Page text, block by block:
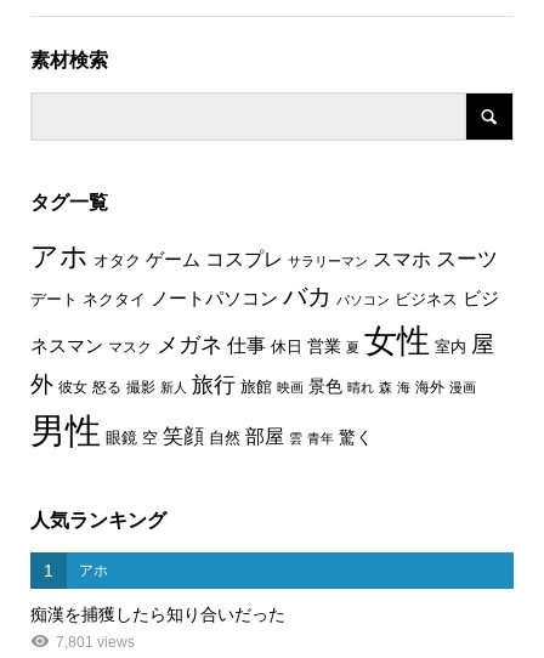
素材検索
タグ一覧
アホ オタク ゲーム コスプレ サラリーマン スマホ スーツ
デート ネクタイ ノートパソコン バカ パソコン ビジネス ビジ
ネスマン マスク メガネ 仕事 休日 営業 夏 女性 室内 屋
外 彼女 怒る 撮影 新人 旅行 旅館 映画 景色 晴れ 森 海 海外 漫画
男性 眼鏡 空 笑顔 自然 部屋 雲 青年 驚く
人気ランキング
1 アホ
痴漢を捕獲したら知り合いだった
7,801 views